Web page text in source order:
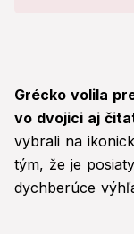
Grécko volila
vo dvojici aj
vybrali na
tým, že je
dychberúce